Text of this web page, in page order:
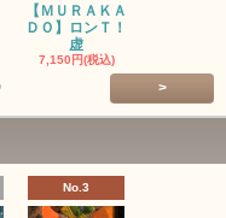
【ＭＵＲＡＫＡ
ＤＯ】ロンＴ！
虚
7,150円(税込)
>
No.3